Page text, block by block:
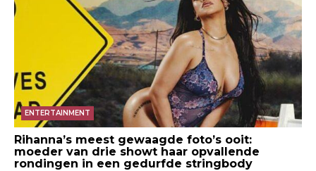
ENTERTAINMENT
Rihanna’s meest gewaagde foto’s ooit:
moeder van drie showt haar opvallende
rondingen in een gedurfde stringbody